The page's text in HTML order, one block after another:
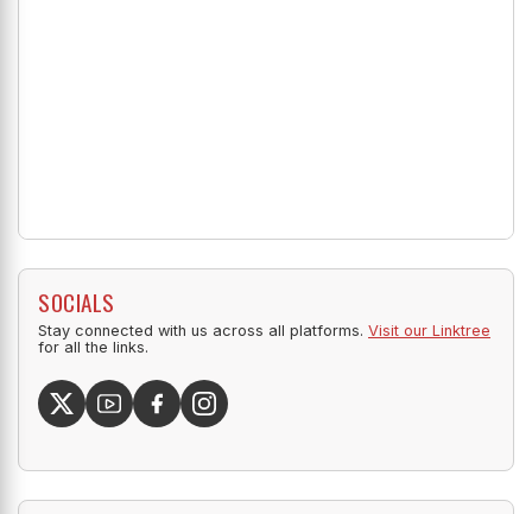
SOCIALS
Stay connected with us across all platforms. Visit our Linktree
for all the links.